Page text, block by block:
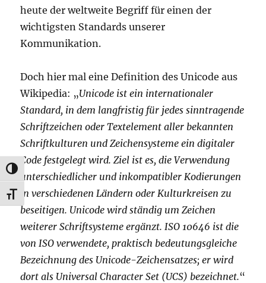
UMSCHALTEN AUF HOHE KONTRASTE
SCHRIFT VERGRÖSSERN
heute der weltweite Begriff für einen der
wichtigsten Standards unserer
Kommunikation.
Doch hier mal eine Definition des Unicode aus
Wikipedia: „Unicode ist ein internationaler
Standard, in dem langfristig für jedes sinntragende
Schriftzeichen oder Textelement aller bekannten
Schriftkulturen und Zeichensysteme ein digitaler
Code festgelegt wird. Ziel ist es, die Verwendung
unterschiedlicher und inkompatibler Kodierungen
in verschiedenen Ländern oder Kulturkreisen zu
beseitigen. Unicode wird ständig um Zeichen
weiterer Schriftsysteme ergänzt. ISO 10646 ist die
von ISO verwendete, praktisch bedeutungsgleiche
Bezeichnung des Unicode-Zeichensatzes; er wird
dort als Universal Character Set (UCS) bezeichnet.“